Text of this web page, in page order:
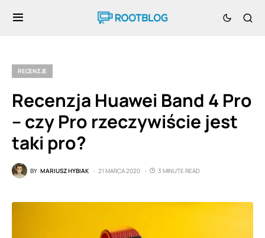
RECENZJE
Recenzja Huawei Band 4 Pro
– czy Pro rzeczywiście jest
taki pro?
BY MARIUSZ HYBIAK 21 MARCA 2020 3 MINUTE READ